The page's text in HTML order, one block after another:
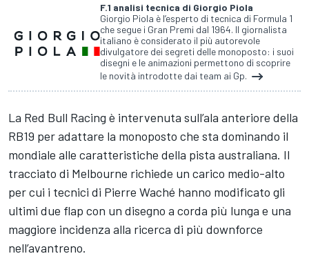
F.1 analisi tecnica di Giorgio Piola
Giorgio Piola è l’esperto di tecnica di Formula 1
che segue i Gran Premi dal 1964. Il giornalista
italiano è considerato il più autorevole
divulgatore dei segreti delle monoposto: i suoi
disegni e le animazioni permettono di scoprire
le novità introdotte dai team ai Gp.
La Red Bull Racing è intervenuta sull’ala anteriore della
RB19 per adattare la monoposto che sta dominando il
mondiale alle caratteristiche della pista australiana. Il
tracciato di Melbourne richiede un carico medio-alto
per cui i tecnici di Pierre Waché hanno modificato gli
ultimi due flap con un disegno a corda più lunga e una
maggiore incidenza alla ricerca di più downforce
nell’avantreno.